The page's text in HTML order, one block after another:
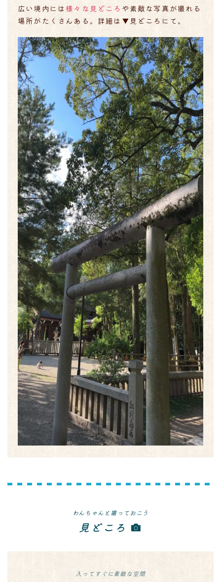
広い境内には様々な見どころ や素敵な写真が撮れる
場所がたくさんある。詳細は▼見どころにて。
わんちゃんと撮っておこう
見どころ
入ってすぐに素敵な空間